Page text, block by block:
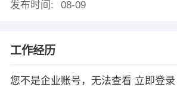
发布时间:
08-09
工作经历
您不是企业账号，无法查看 立即登录